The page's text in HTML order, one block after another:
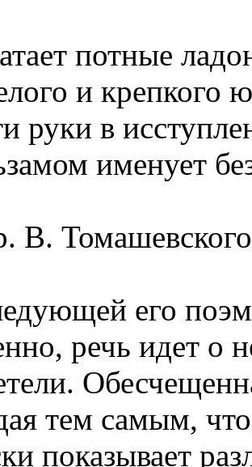
потные
и крепкого
в
именует
его
речь идет о
тем самым,
показывает